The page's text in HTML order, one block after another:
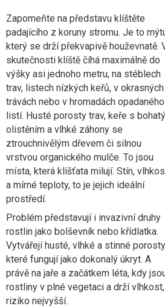
Zapomeňte na představu klíštěte
padajícího z koruny stromu. Je to
který se drží překvapivě houževnatě.
skutečnosti klíště číhá maximálně do
výšky asi jednoho metru, na stéblech
trav, listech nízkých keřů, v okrasných
trávách nebo v hromadách opadaného
listí. Husté porosty trav, keře s
olistěním a vlhké záhony se
ztrouchnivělým dřevem či silnou
vrstvou organického mulče. To jsou
místa, která klíšťata milují. Stín,
a mírné teploty, to je jejich ideální
prostředí.
Problém představují i invazivní druhy
rostlin jako bolševník nebo křídlatka.
Vytvářejí husté, vlhké a stinné
které fungují jako dokonalý úkryt. A
právě na jaře a začátkem léta, kdy
rostliny v plné vegetaci a drží
riziko nejvyšší.